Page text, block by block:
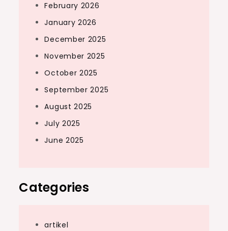
February 2026
January 2026
December 2025
November 2025
October 2025
September 2025
August 2025
July 2025
June 2025
Categories
artikel